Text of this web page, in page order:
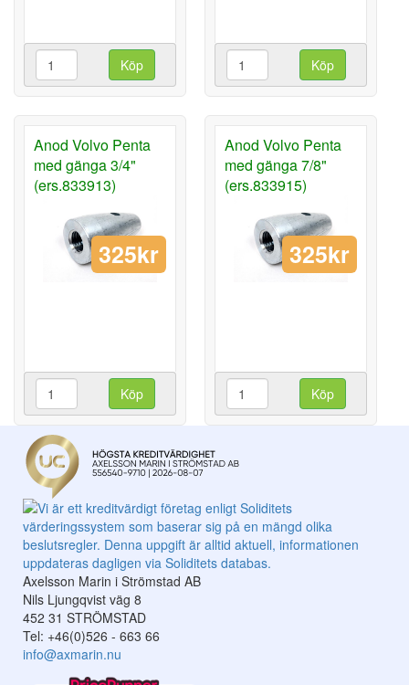
Köp Köp
Anod Volvo Penta
med gänga 3/4"
(ers.833913)
325kr
Köp
Anod Volvo Penta
med gänga 7/8"
(ers.833915)
325kr
Köp
Axelsson Marin i Strömstad AB
Nils Ljungqvist väg 8
452 31 STRÖMSTAD
Tel: +46(0)526 - 663 66
info@axmarin.nu